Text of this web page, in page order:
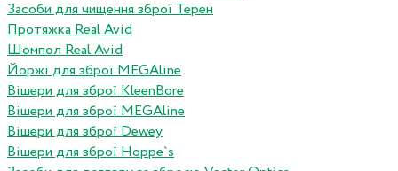
Засоби для чищення зброї Терен
Протяжка Real Avid
Шомпол Real Avid
Йоржі для зброї MEGAline
Вішери для зброї KleenBore
Вішери для зброї MEGAline
Вішери для зброї Dewey
Вішери для зброї Hoppe`s